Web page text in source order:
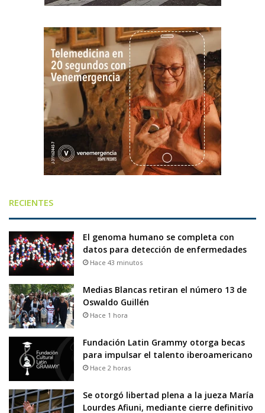
RECIENTES
El genoma humano se completa con
datos para detección de enfermedades
Hace 43 minutos
Medias Blancas retiran el número 13 de
Oswaldo Guillén
Hace 1 hora
Fundación Latin Grammy otorga becas
para impulsar el talento iberoamericano
Hace 2 horas
Se otorgó libertad plena a la jueza María
Lourdes Afiuni, mediante cierre definitivo